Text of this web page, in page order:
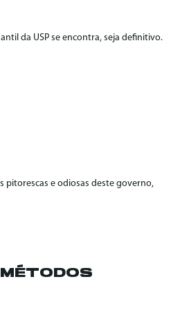
da USP se encontra, seja definitivo.
pitorescas e odiosas deste governo,